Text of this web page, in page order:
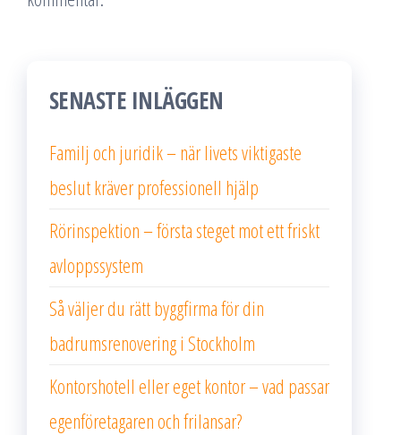
SENASTE INLÄGGEN
Familj och juridik – när livets viktigaste
beslut kräver professionell hjälp
Rörinspektion – första steget mot ett friskt
avloppssystem
Så väljer du rätt byggfirma för din
badrumsrenovering i Stockholm
Kontorshotell eller eget kontor – vad passar
egenföretagaren och frilansar?